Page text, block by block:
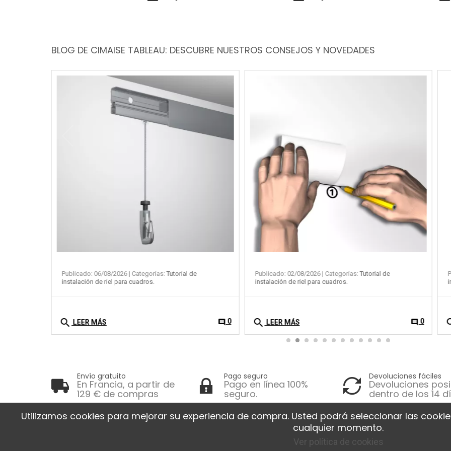
BLOG DE CIMAISE TABLEAU: DESCUBRE NUESTROS CONSEJOS Y NOVEDADES
Publicado: 02/08/2026| Categorías:Tutorial de
instalación de riel para cuadros.
search LEER MÁS comment 0
Publicado: 01/08/2026| Categorías:Tutorial de
instalación de riel para cuadros.
search LEER MÁS comment 0
Envío gratuito
En Francia, a partir de
129 € de compras
Pago seguro
Pago en línea 100%
seguro.
Devoluciones fáciles
Devoluciones
dentro de los 14
Nos produits
Promociones
Utilizamos cookies para mejorar su experiencia de compra. Usted podrá seleccionar las
cualquier momento.
Ver política de cookies